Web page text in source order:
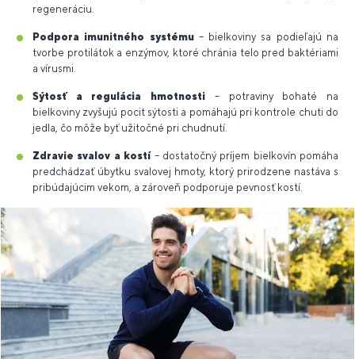
regeneráciu.
Podpora imunitného systému– bielkoviny sa podieľajú na
tvorbe protilátok a enzýmov, ktoré chránia telo pred baktériami
a vírusmi.
Sýtosť a regulácia hmotnosti – potraviny bohaté na
bielkoviny zvyšujú pocit sýtosti a pomáhajú pri kontrole chuti do
jedla, čo môže byť užitočné pri chudnutí.
Zdravie svalov a kostí– dostatočný príjem bielkovín pomáha
predchádzať úbytku svalovej hmoty, ktorý prirodzene nastáva s
pribúdajúcim vekom, a zároveň podporuje pevnosť kostí.